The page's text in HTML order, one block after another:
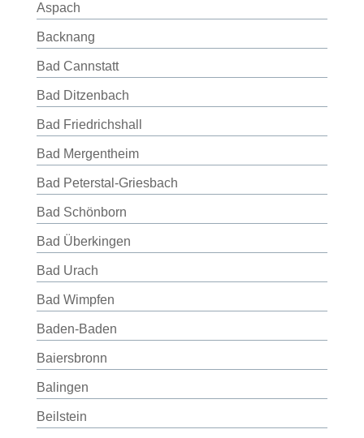
Aspach
Backnang
Bad Cannstatt
Bad Ditzenbach
Bad Friedrichshall
Bad Mergentheim
Bad Peterstal-Griesbach
Bad Schönborn
Bad Überkingen
Bad Urach
Bad Wimpfen
Baden-Baden
Baiersbronn
Balingen
Beilstein